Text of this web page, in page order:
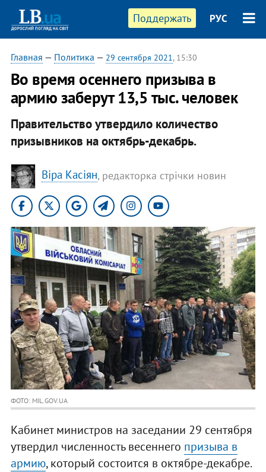
Поддержать РУС
Главная — Политика — 29 сентября 2021, 15:30
Во время осеннего призыва в
армию заберут 13,5 тыс. человек
Правительство утвердило количество
призывников на октябрь-декабрь.
Віра Касіян, редакторка стрічки новин
ФОТО: MIL.GOV.UA
Кабинет министров на заседании 29 сентября
утвердил численность весеннего призыва в
армию, который состоится в октябре-декабре.